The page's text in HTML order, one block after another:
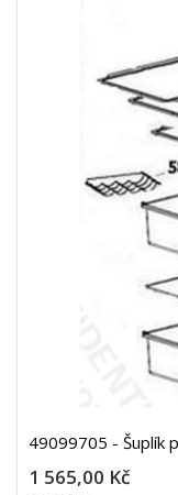
49099705 - Šuplík
1 565,00 Kč